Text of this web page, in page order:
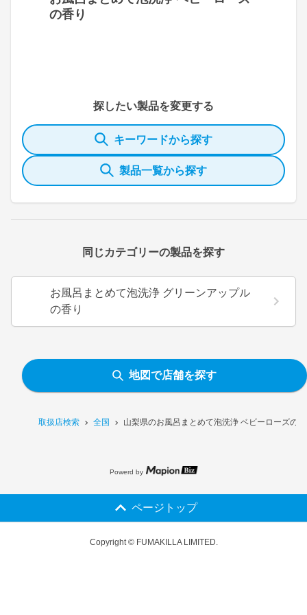
取扱店検索 全国 山梨県のお風呂まとめて泡洗浄 ベビーローズの
の香り
探したい製品を変更する
キーワードから探す
製品一覧から探す
同じカテゴリーの製品を探す
お風呂まとめて泡洗浄 グリーンアップル
の香り
地図で店舗を探す
Powerd by
ページトップ
Copyright © FUMAKILLA LIMITED.